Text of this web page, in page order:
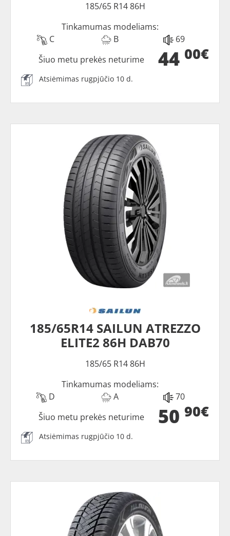
185/65 R14 86H
Tinkamumas modeliams:
C
B 69
44 00€
Šiuo metu prekės neturime
Atsiėmimas rugpjūčio 10 d.
185/65R14 SAILUN ATREZZO
ELITE2 86H DAB70
185/65 R14 86H
Tinkamumas modeliams:
D
A 70
50 90€
Šiuo metu prekės neturime
Atsiėmimas rugpjūčio 10 d.